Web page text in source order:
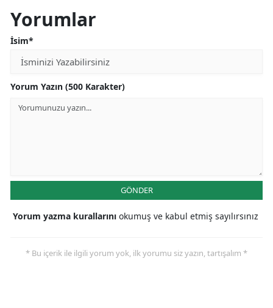
Yorumlar
İsim*
Yorum Yazın (500 Karakter)
GÖNDER
Yorum yazma kurallarını okumuş ve kabul etmiş sayılırsınız
* Bu içerik ile ilgili yorum yok, ilk yorumu siz yazın, tartışalım *